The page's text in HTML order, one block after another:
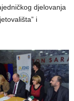
djelovanja
i